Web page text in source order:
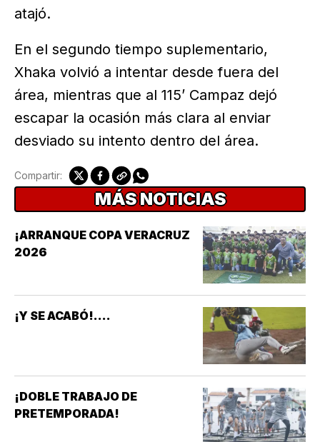
atajó.
En el segundo tiempo suplementario,
Xhaka volvió a intentar desde fuera del
área, mientras que al 115’ Campaz dejó
escapar la ocasión más clara al enviar
desviado su intento dentro del área.
Compartir:
MÁS NOTICIAS
¡ARRANQUE COPA VERACRUZ
2026
¡Y SE ACABÓ!....
¡DOBLE TRABAJO DE
PRETEMPORADA!